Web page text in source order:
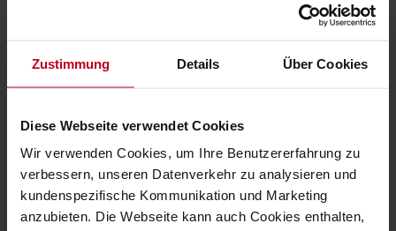
Zustimmung Details Über Cookies
Diese Webseite verwendet Cookies
Wir verwenden Cookies, um Ihre Benutzererfahrung zu
verbessern, unseren Datenverkehr zu analysieren und
kundenspezifische Kommunikation und Marketing
anzubieten. Die Webseite kann auch Cookies enthalten,
Ausgezeichnete Sicht